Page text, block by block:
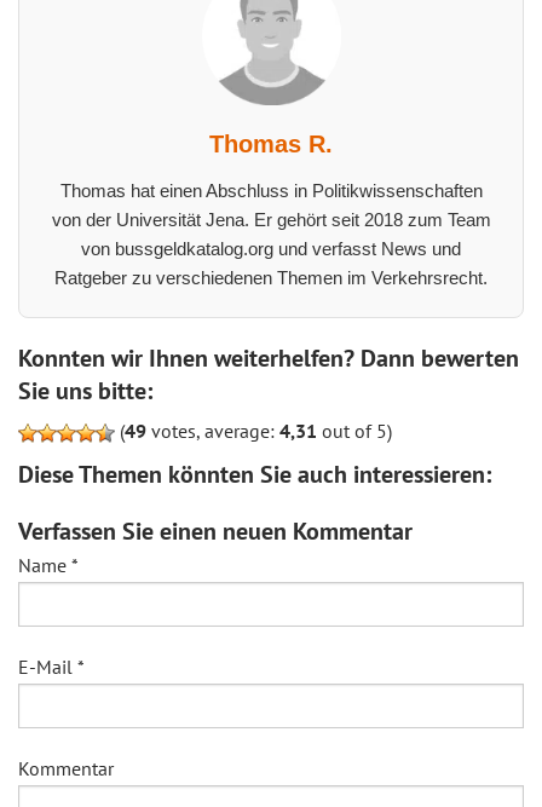
Thomas R.
Thomas hat einen Abschluss in Politikwissenschaften
von der Universität Jena. Er gehört seit 2018 zum Team
von bussgeldkatalog.org und verfasst News und
Ratgeber zu verschiedenen Themen im Verkehrsrecht.
Konnten wir Ihnen weiterhelfen? Dann bewerten
Sie uns bitte:
(49 votes, average: 4,31 out of 5)
Diese Themen könnten Sie auch interessieren:
Verfassen Sie einen neuen Kommentar
Name *
E-Mail *
Kommentar